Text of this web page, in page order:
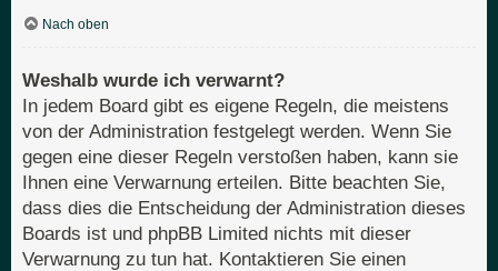
Nach oben
Weshalb wurde ich verwarnt?
In jedem Board gibt es eigene Regeln, die meistens
von der Administration festgelegt werden. Wenn Sie
gegen eine dieser Regeln verstoßen haben, kann sie
Ihnen eine Verwarnung erteilen. Bitte beachten Sie,
dass dies die Entscheidung der Administration dieses
Boards ist und phpBB Limited nichts mit dieser
Verwarnung zu tun hat. Kontaktieren Sie einen